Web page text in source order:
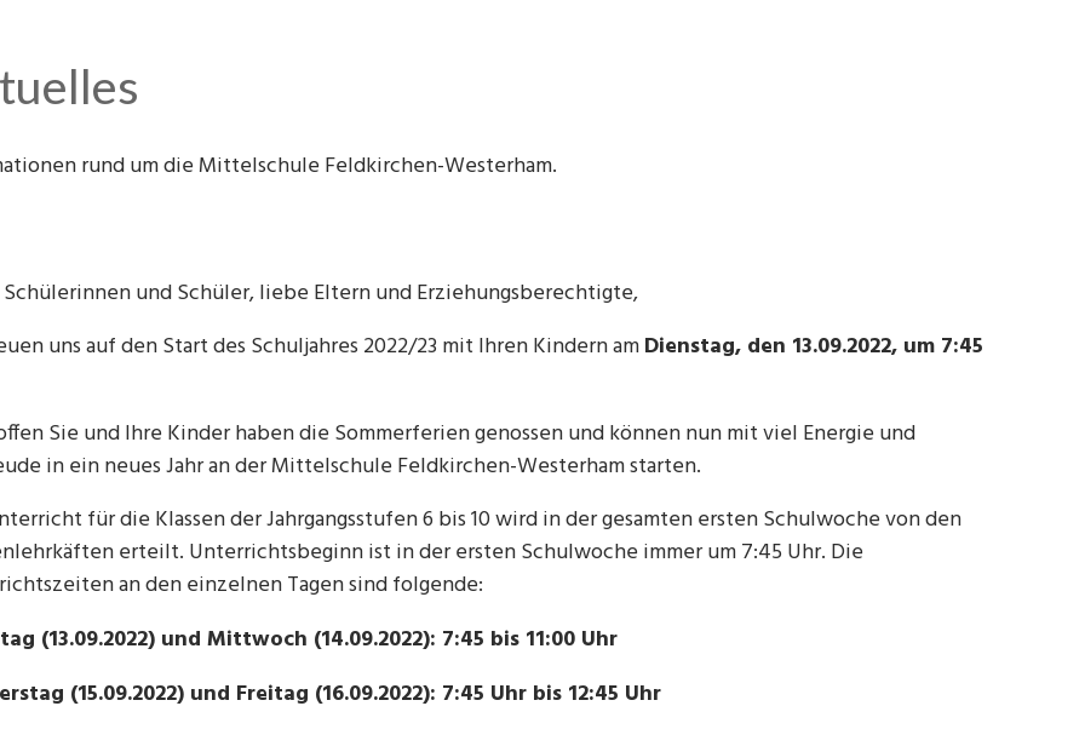
rund um die Mittelschule Feldkirchen-Westerham.
und Schüler, liebe Eltern und Erziehungsberechtigte,
uns auf den Start des Schuljahres 2022/23 mit Ihren Kindern amDienstag, den 13.09.2022, um 7:45
Sie und Ihre Kinder haben die Sommerferien genossen und können nun mit viel Energie und
in ein neues Jahr an der Mittelschule Feldkirchen-Westerham starten.
für die Klassen der Jahrgangsstufen 6 bis 10 wird in der gesamten ersten Schulwoche von den
erteilt. Unterrichtsbeginn ist in der ersten Schulwoche immer um 7:45 Uhr. Die
an den einzelnen Tagen sind folgende:
(13.09.2022) und Mittwoch (14.09.2022): 7:45 bis 11:00 Uhr
(15.09.2022) und Freitag (16.09.2022): 7:45 Uhr bis 12:45 Uhr